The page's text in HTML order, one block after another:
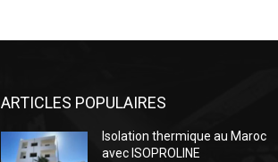
ARTICLES POPULAIRES
Isolation thermique au Maroc
avec ISOPROLINE